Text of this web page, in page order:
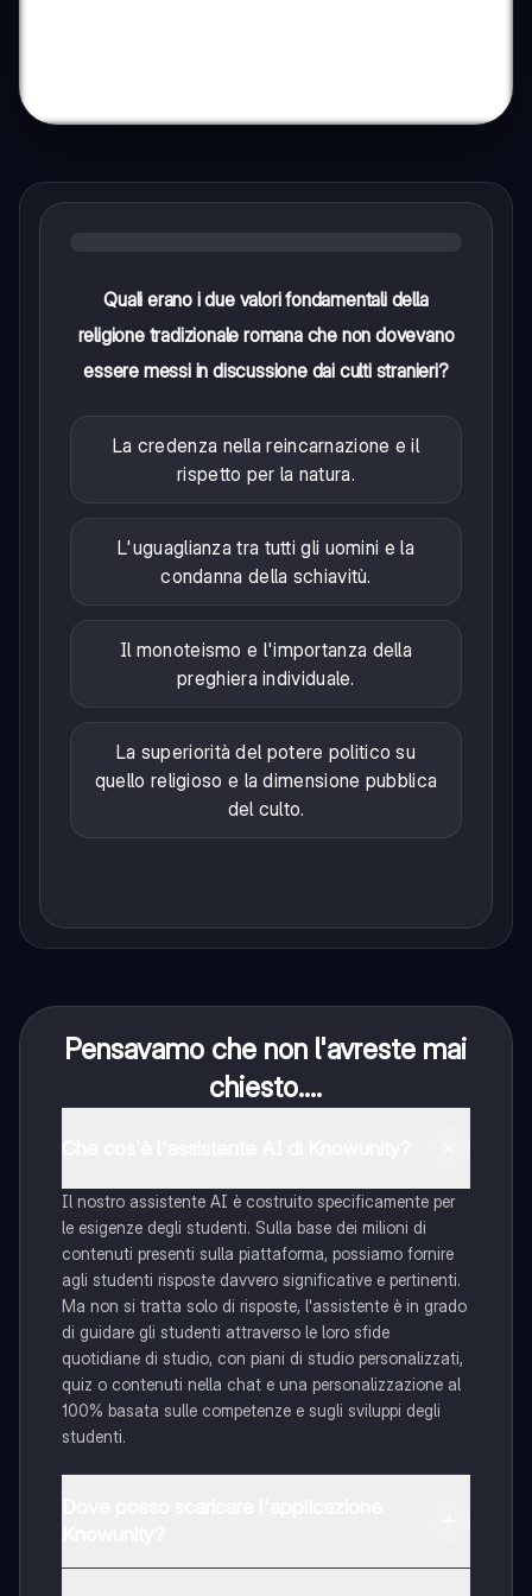
Quali erano i due valori fondamentali della
religione tradizionale romana che non dovevano
essere messi in discussione dai culti stranieri?
La credenza nella reincarnazione e il
rispetto per la natura.
L'uguaglianza tra tutti gli uomini e la
condanna della schiavitù.
Il monoteismo e l'importanza della
preghiera individuale.
La superiorità del potere politico su
quello religioso e la dimensione pubblica
del culto.
Pensavamo che non l'avreste mai
chiesto....
Il nostro assistente AI è costruito specificamente per
le esigenze degli studenti. Sulla base dei milioni di
contenuti presenti sulla piattaforma, possiamo fornire
agli studenti risposte davvero significative e pertinenti.
Ma non si tratta solo di risposte, l'assistente è in grado
di guidare gli studenti attraverso le loro sfide
quotidiane di studio, con piani di studio personalizzati,
quiz o contenuti nella chat e una personalizzazione al
100% basata sulle competenze e sugli sviluppi degli
studenti.